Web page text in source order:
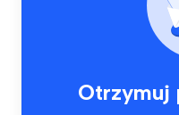
Otrzymuj